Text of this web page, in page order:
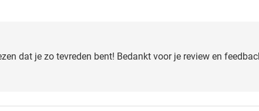
dat je zo tevreden bent! Bedankt voor je review en